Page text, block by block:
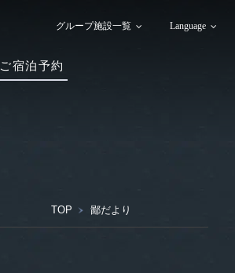
ご宿泊予約
グループ施設一覧 Language
TOP 鄙だより